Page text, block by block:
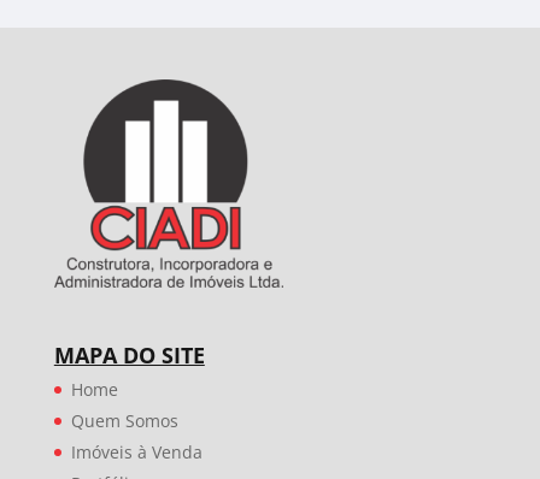
MAPA DO SITE
Home
Quem Somos
Imóveis à Venda